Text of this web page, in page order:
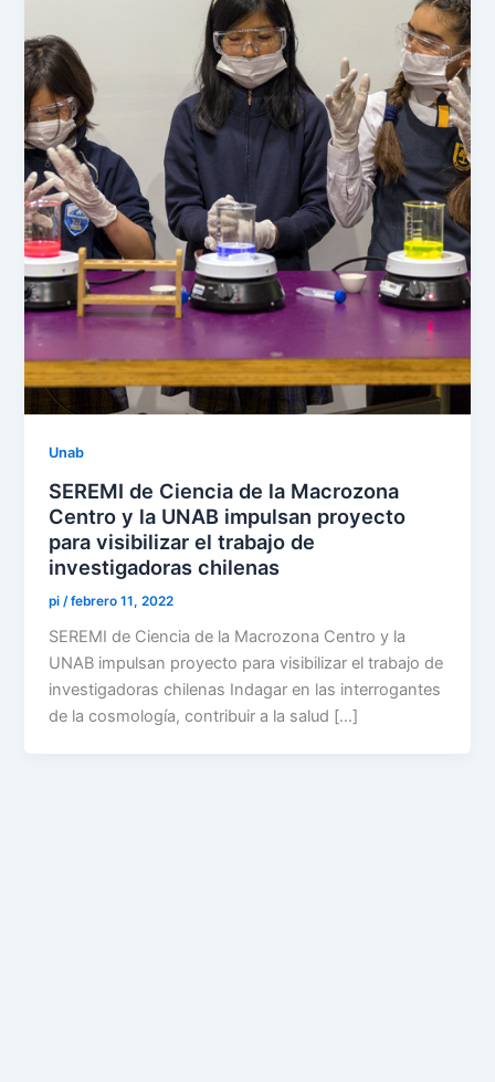
Unab
SEREMI de Ciencia de la Macrozona
Centro y la UNAB impulsan proyecto
para visibilizar el trabajo de
investigadoras chilenas
pi /febrero 11, 2022
SEREMI de Ciencia de la Macrozona Centro y la
UNAB impulsan proyecto para visibilizar el trabajo de
investigadoras chilenas Indagar en las interrogantes
de la cosmología, contribuir a la salud […]